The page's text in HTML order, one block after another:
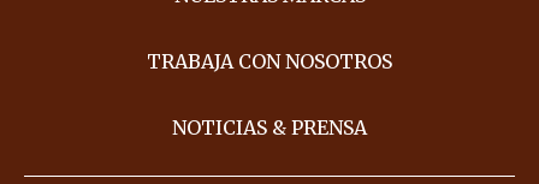
TRABAJA CON NOSOTROS
NOTICIAS & PRENSA